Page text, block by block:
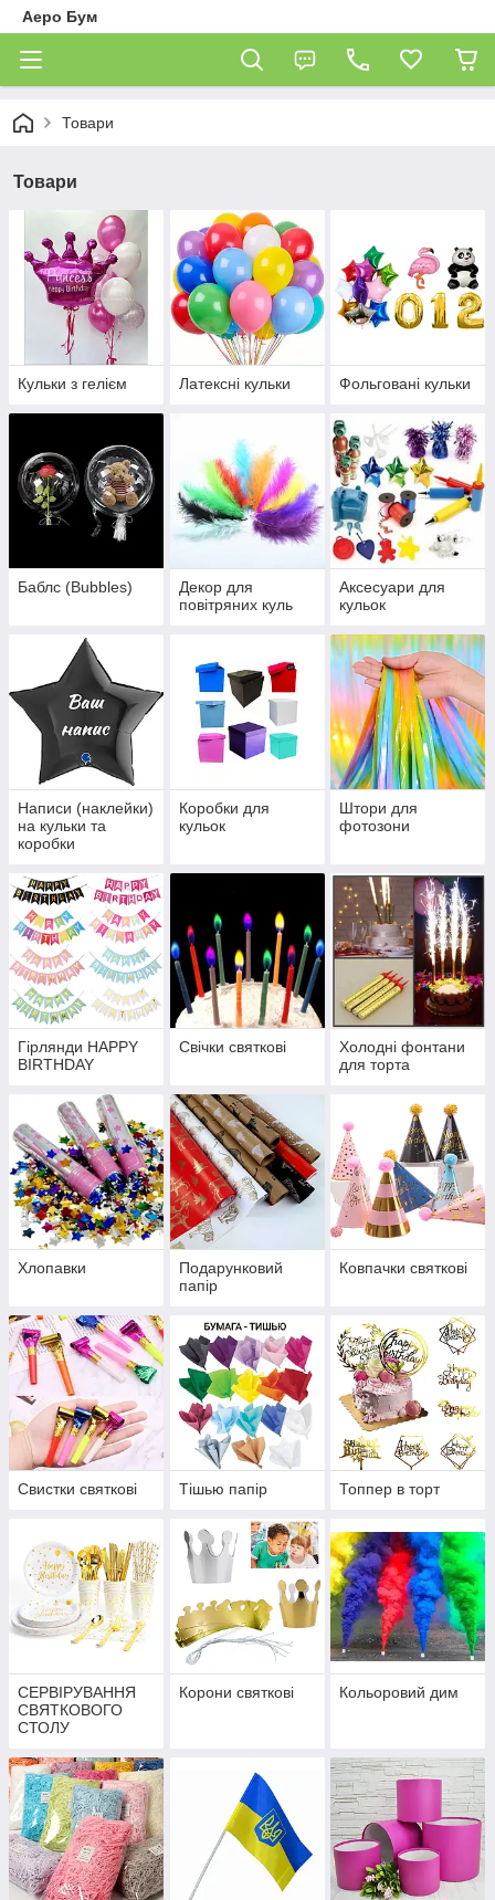
Аеро Бум
Товари
Товари
Кульки з гелієм Латексні кульки Фольговані кульки
Баблс (Bubbles)
Декор для
повітряних куль
Аксесуари для
кульок
Написи (наклейки)
на кульки та
коробки
Коробки для
кульок
Штори для
фотозони
Гірлянди HAPPY
BIRTHDAY
Свічки святкові
Холодні фонтани
для торта
Хлопавки
Подарунковий
папір
Ковпачки святкові
Свистки святкові Тішью папір Топпер в торт
СЕРВІРУВАННЯ
СВЯТКОВОГО
СТОЛУ
Корони святкові Кольоровий дим